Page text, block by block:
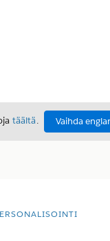
täältä. Vaihda